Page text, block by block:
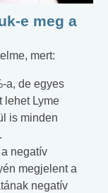
e meg a
mert:
a, de egyes
lehet Lyme
is minden
negatív
megjelent a
negatív